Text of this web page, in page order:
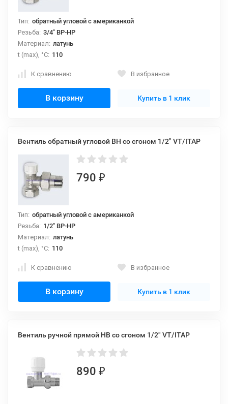
Тип: обратный угловой с американкой
Резьба: 3/4" ВР-НР
Материал: латунь
t (max), °С: 110
К сравнению В избранное
В корзину Купить в 1 клик
Вентиль обратный угловой ВН со сгоном 1/2" VT/ITAP
790 ₽
Тип: обратный угловой с американкой
Резьба: 1/2" ВР-НР
Материал: латунь
t (max), °С: 110
К сравнению В избранное
В корзину Купить в 1 клик
Вентиль ручной прямой НВ со сгоном 1/2" VT/ITAP
890 ₽